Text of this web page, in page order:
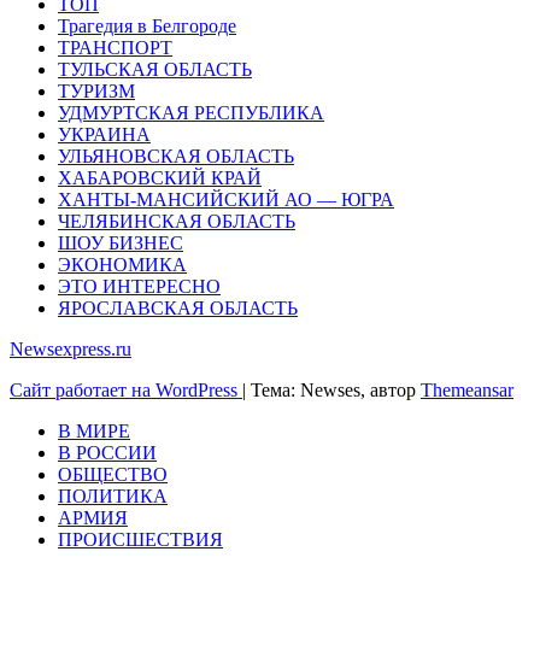
Трагедия в Белгороде
ТРАНСПОРТ
ТУЛЬСКАЯ ОБЛАСТЬ
ТУРИЗМ
УДМУРТСКАЯ РЕСПУБЛИКА
УКРАИНА
УЛЬЯНОВСКАЯ ОБЛАСТЬ
ХАБАРОВСКИЙ КРАЙ
ХАНТЫ-МАНСИЙСКИЙ АО — ЮГРА
ЧЕЛЯБИНСКАЯ ОБЛАСТЬ
ШОУ БИЗНЕС
ЭКОНОМИКА
ЭТО ИНТЕРЕСНО
ЯРОСЛАВСКАЯ ОБЛАСТЬ
Newsexpress.ru
Сайт работает на WordPress | Тема: Newses, автор Themeansar
В МИРЕ
В РОССИИ
ОБЩЕСТВО
ПОЛИТИКА
АРМИЯ
ПРОИСШЕСТВИЯ